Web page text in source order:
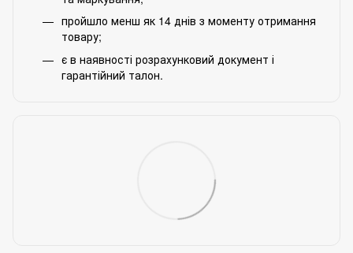
пройшло менш як 14 днів з моменту отримання
товару;
є в наявності розрахунковий документ і
гарантійний талон.